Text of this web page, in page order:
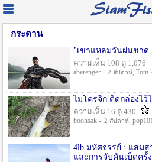
กระดาน
"เขาแหลมวันฝนขาด
ความเห็น 108 ดู 1,076
aberenger - 2 สัปดาห์, Tom
ไมโครจิ้ก ติดกล่องไว้
ความเห็น 16 ดู 430
boonsak - 2 สัปดาห์,
4lb มหัศจรรย์ : แสม
และการจับคันเบ็ดครั้